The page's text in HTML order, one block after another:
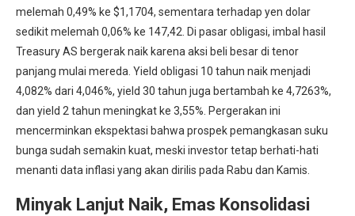
melemah 0,49% ke $1,1704, sementara terhadap yen dolar
sedikit melemah 0,06% ke 147,42. Di pasar obligasi, imbal hasil
Treasury AS bergerak naik karena aksi beli besar di tenor
panjang mulai mereda. Yield obligasi 10 tahun naik menjadi
4,082% dari 4,046%, yield 30 tahun juga bertambah ke 4,7263%,
dan yield 2 tahun meningkat ke 3,55%. Pergerakan ini
mencerminkan ekspektasi bahwa prospek pemangkasan suku
bunga sudah semakin kuat, meski investor tetap berhati-hati
menanti data inflasi yang akan dirilis pada Rabu dan Kamis.
Minyak Lanjut Naik, Emas Konsolidasi